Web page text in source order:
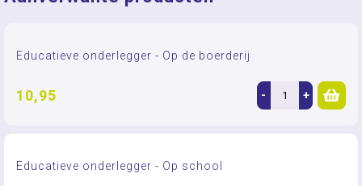
Educatieve onderlegger - Op de boerderij
10,95 - +
Educatieve onderlegger - Op school